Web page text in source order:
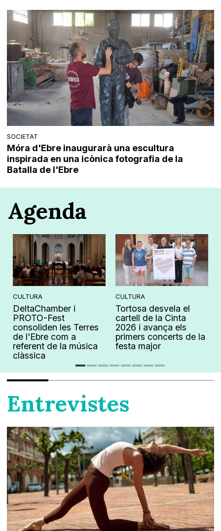
SOCIETAT
Móra d'Ebre inaugurarà una escultura
inspirada en una icònica fotografia de la
Batalla de l'Ebre
Agenda
CULTURA
DeltaChamber i
PROTO-Fest
consoliden les Terres
de l'Ebre com a
referent de la música
clàssica
CULTURA
Tortosa desvela el
cartell de la Cinta
2026 i avança els
primers concerts de la
festa major
Entrevistes